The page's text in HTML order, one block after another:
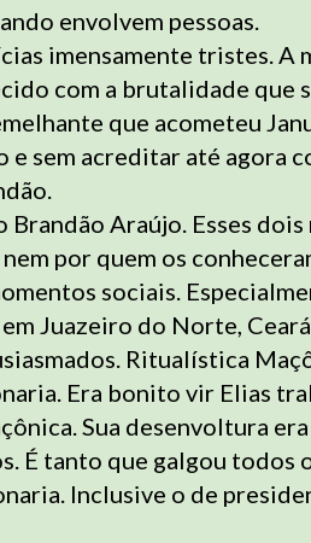
envolvem pessoas.
imensamente tristes. A
com a brutalidade que
que acometeu
e sem acreditar até agora
Araújo. Esses dois
por quem os
sociais.
Juazeiro do Norte, Ceará.
Ritualística
Era bonito vir Elias
Sua desenvoltura era
É tanto que galgou todos
Inclusive o de